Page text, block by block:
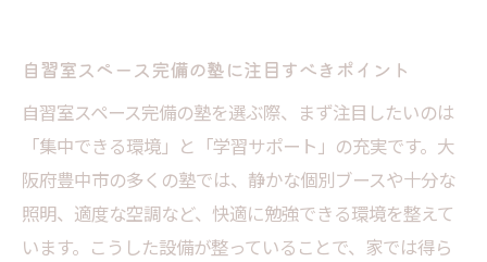
自習室スペース完備の塾に注目すべきポイント
自習室スペース完備の塾を選ぶ際、まず注目したいのは
「集中できる環境」と「学習サポート」の充実です。大
阪府豊中市の多くの塾では、静かな個別ブースや十分な
照明、適度な空調など、快適に勉強できる環境を整えて
います。こうした設備が整っていることで、家では得ら